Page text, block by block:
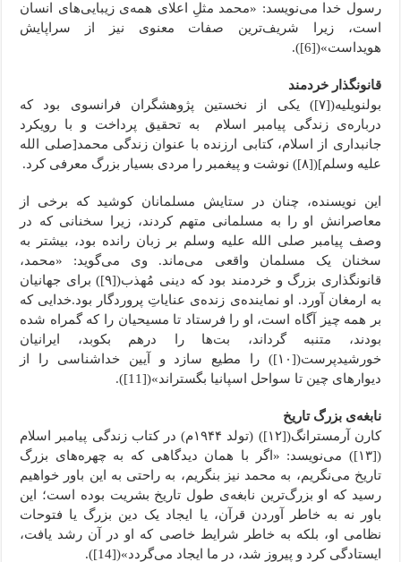
رسول خدا می‌نویسد: «محمد مثلِ اعلای همه‌‌ی زیبایی‌های انسان
است، زیرا شریف‌ترین صفات معنوی نیز از سراپایش
هویداست»([6]).
قانونگذار خردمند
بولنویلیه([۷]) یکی از نخستین پژوهشگران فرانسوی بود که
درباره‌‌ی زندگی پیامبر اسلام به تحقیق پرداخت و با رویکرد
جانبداری از اسلام، کتابی ارزنده با عنوان زندگی محمد[صلی الله
علیه وسلم]([۸]) نوشت و پیغمبر را مردی بسیار بزرگ معرفی کرد.
این نویسنده، چنان در ستایش مسلمانان کوشید که برخی از
معاصرانش او را به مسلمانی متهم کردند، زیرا سخنانی که در
وصف پیامبر صلی الله علیه وسلم بر زبان رانده بود، بیشتر به
سخنان یک مسلمان واقعی می‌ماند. وی می‌گوید: «محمد،
قانونگذاری بزرگ و خردمند بود که دینی مُهذب([۹]) برای جهانیان
به ارمغان آورد. او نماینده‌‌ی زنده‌‌ی عنایاتِ پروردگار بود.خدایی که
بر همه چیز آگاه است، او را فرستاد تا مسیحیان را که گمراه شده
بودند، متنبه گرداند، بت‌ها را درهم بکوبد، ایرانیان
خورشیدپرست([۱۰]) را مطیع سازد و آیین خداشناسی را از
دیوارهای چین تا سواحل اسپانیا بگستراند»([11]).
نابغه‌‌ی بزرگ تاریخ
کارن آرمسترانگ([۱۲]) (تولد ۱۹۴۴م) در کتاب زندگی پیامبر اسلام
([۱۳]) می‌نویسد: «اگر با همان دیدگاهی که به چهره‌های بزرگ
تاریخ می‌نگریم، به محمد نیز بنگریم، به راحتی به این باور خواهیم
رسید که او بزرگ‌ترین نابغه‌ی طول تاریخ بشریت بوده است؛ این
باور نه به خاطر آوردن قرآن، یا ایجاد یک دین بزرگ یا فتوحات
نظامی او، بلکه به خاطر شرایط خاصی که او در آن رشد یافت،
ایستادگی کرد و پیروز شد، در ما ایجاد می‌گردد»([14]).